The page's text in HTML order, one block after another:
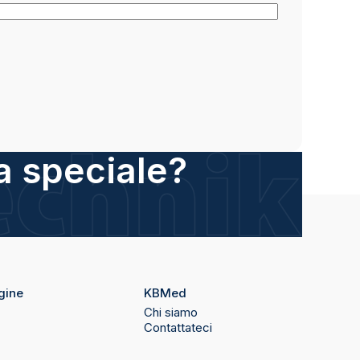
speciale?
KBMed
Chi siamo
Contattateci